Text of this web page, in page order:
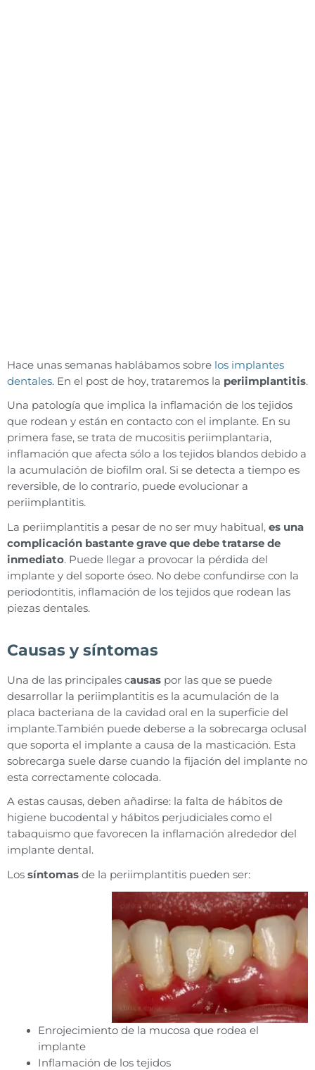
Hace unas semanas hablábamos sobre los implantes
dentales. En el post de hoy, trataremos la periimplantitis.
Una patología que implica la inflamación de los tejidos
que rodean y están en contacto con el implante. En su
primera fase, se trata de mucositis periimplantaria,
inflamación que afecta sólo a los tejidos blandos debido a
la acumulación de biofilm oral. Si se detecta a tiempo es
reversible, de lo contrario, puede evolucionar a
periimplantitis.
La periimplantitis a pesar de no ser muy habitual, es una
complicación bastante grave que debe tratarse de
inmediato. Puede llegar a provocar la pérdida del
implante y del soporte óseo. No debe confundirse con la
periodontitis, inflamación de los tejidos que rodean las
piezas dentales.
Causas y síntomas
Una de las principales causas por las que se puede
desarrollar la periimplantitis es la acumulación de la
placa bacteriana de la cavidad oral en la superficie del
implante.También puede deberse a la sobrecarga oclusal
que soporta el implante a causa de la masticación. Esta
sobrecarga suele darse cuando la fijación del implante no
esta correctamente colocada.
A estas causas, deben añadirse: la falta de hábitos de
higiene bucodental y hábitos perjudiciales como el
tabaquismo que favorecen la inflamación alrededor del
implante dental.
Los síntomas de la periimplantitis pueden ser:
Enrojecimiento de la mucosa que rodea el
implante
Inflamación de los tejidos